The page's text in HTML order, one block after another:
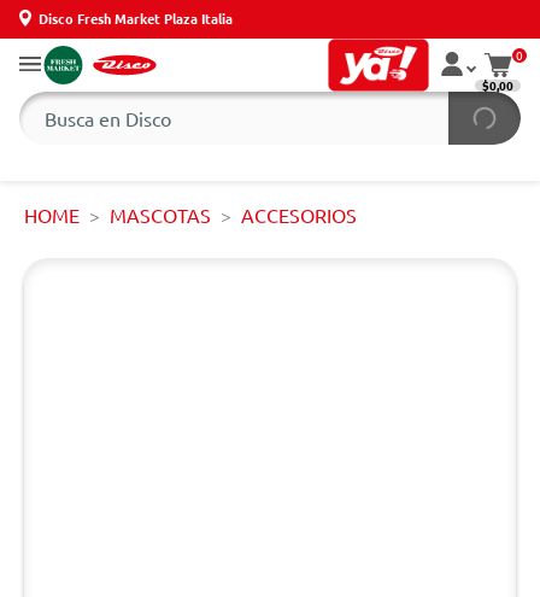
Disco Fresh Market Plaza Italia
0
$0,00
HOME MASCOTAS ACCESORIOS